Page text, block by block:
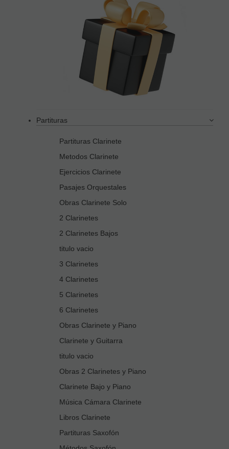
Partituras
Partituras Clarinete
Metodos Clarinete
Ejercicios Clarinete
Pasajes Orquestales
Obras Clarinete Solo
2 Clarinetes
2 Clarinetes Bajos
titulo vacio
3 Clarinetes
4 Clarinetes
5 Clarinetes
6 Clarinetes
Obras Clarinete y Piano
Clarinete y Guitarra
titulo vacio
Obras 2 Clarinetes y Piano
Clarinete Bajo y Piano
Música Cámara Clarinete
Libros Clarinete
Partituras Saxofón